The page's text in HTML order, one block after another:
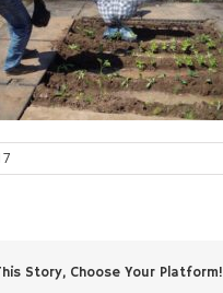
Story, Choose Your Platform!